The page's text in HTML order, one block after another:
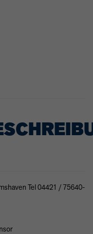
Tel 04421 / 75640-